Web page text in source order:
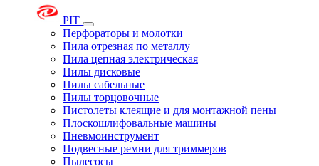
PIT
Перфораторы и молотки
Пила отрезная по металлу
Пила цепная электрическая
Пилы дисковые
Пилы сабельные
Пилы торцовочные
Пистолеты клеящие и для монтажной пены
Плоскошлифовальные машины
Пневмоинструмент
Подвесные ремни для триммеров
Пылесосы